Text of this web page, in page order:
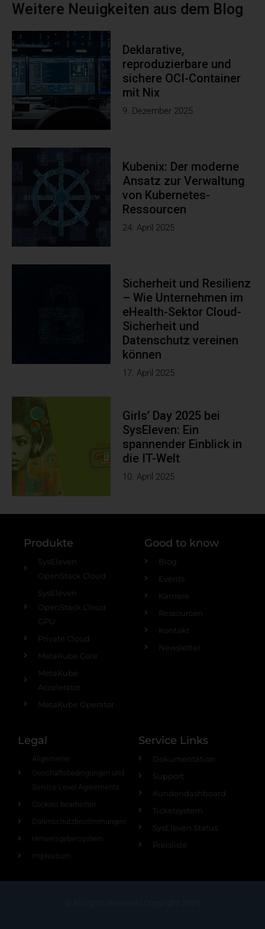
Weitere Neuigkeiten aus dem Blog
Deklarative,
reproduzierbare und
sichere OCI-Container
mit Nix
9. Dezember 2025
Kubenix: Der moderne
Ansatz zur Verwaltung
von Kubernetes-
Ressourcen
24. April 2025
Sicherheit und Resilienz
– Wie Unternehmen im
eHealth-Sektor Cloud-
Sicherheit und
Datenschutz vereinen
können
17. April 2025
Girls’ Day 2025 bei
SysEleven: Ein
spannender Einblick in
die IT-Welt
10. April 2025
Produkte
SysEleven
OpenStack Cloud
SysEleven
OpenStack Cloud
GPU
Private Cloud
MetaKube Core
MetaKube
Accelerator
MetaKube Operator
Good to know
Blog
Events
Karriere
Ressourcen
Kontakt
Newsletter
Legal
Allgemeine
Geschäftsbedingungen und
Service Level Agreements
Cookies bearbeiten
Datenschutzbestimmungen
Hinweisgebersystem
Impressum
Service Links
Dokumentation
Support
Kundendashboard
Ticketsystem
SysEleven Status
Preisliste